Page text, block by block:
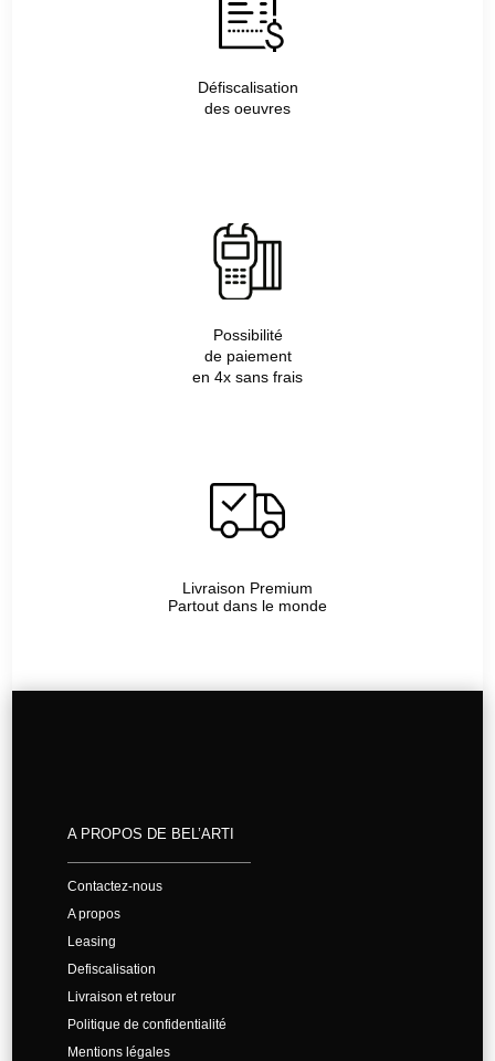
Défiscalisation
des oeuvres
Possibilité
de paiement
en 4x sans frais
Livraison Premium
Partout dans le monde
A PROPOS DE BEL’ARTI
Contactez-nous
A propos
Leasing
Defiscalisation
Livraison et retour
Politique de confidentialité
Mentions légales